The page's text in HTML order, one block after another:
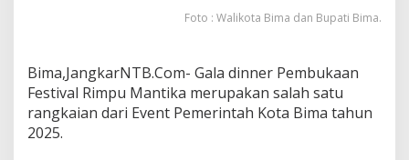
Foto : Walikota Bima dan Bupati Bima.
Bima,JangkarNTB.Com- Gala dinner Pembukaan
Festival Rimpu Mantika merupakan salah satu
rangkaian dari Event Pemerintah Kota Bima tahun
2025.